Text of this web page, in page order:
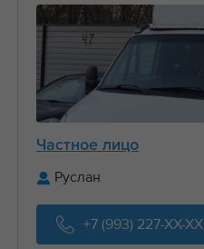
Частное лицо
Руслан
+7 (993) 227-XX-XX